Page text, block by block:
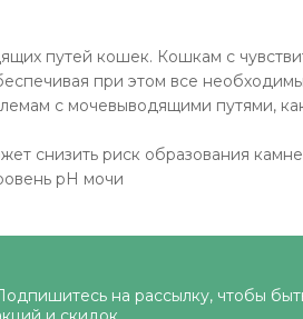
путей кошек. Кошкам с
при этом все
с мочевыводящими путями,
снизить риск образования
pH мочи
на рассылку, чтобы